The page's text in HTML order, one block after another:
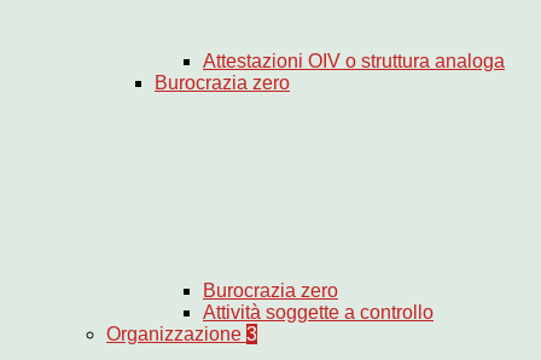
Attestazioni OIV o struttura analoga
Burocrazia zero
Burocrazia zero
Attività soggette a controllo
Organizzazione 3